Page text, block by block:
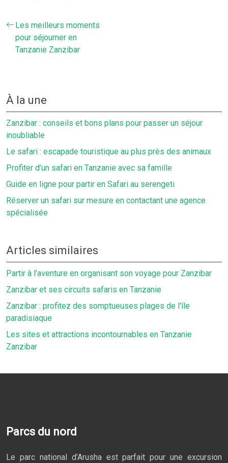
Les meilleurs moments
pour séjourner en
Tanzanie Zanzibar
À la une
Zanzibar : conseils et bons plans pour passer un séjour
inoubliable
Le safari : escapade touristique au plus près des animaux
Profiter d’un safari en Tanzanie avec sa famille
Guide en ligne pour partir en Safari au serengeti
Réserver un safari sur mesure en contactant une agence
spécialisée
Articles similaires
Partir à l’aventure en organisant son voyage pour Zanzibar
Zanzibar et ses circuits safaris en Tanzanie
Zanzibar : profitez des somptueuses plages de l’île
paradisiaque
Les sites et attractions incontournables en Tanzanie
Zanzibar
Parcs du nord
Le parc national d’Arusha est parfait pour une excursion